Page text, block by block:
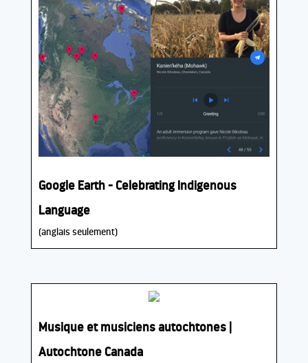
Google Earth - Celebrating Indigenous
Language
(anglais seulement)
Musique et musiciens autochtones |
Autochtone Canada